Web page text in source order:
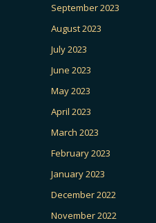
September 2023
August 2023
July 2023
June 2023
May 2023
April 2023
March 2023
February 2023
January 2023
December 2022
November 2022